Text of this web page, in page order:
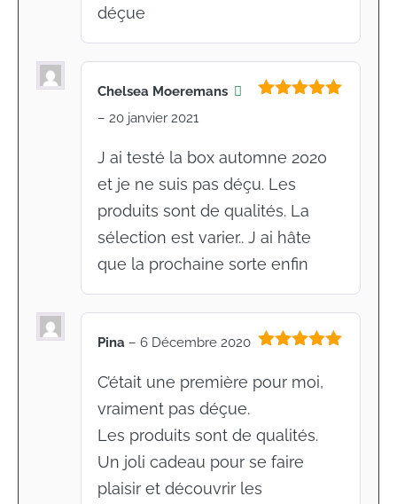
déçue
Chelsea Moeremans
– 20 janvier 2021
J ai testé la box automne 2020
et je ne suis pas déçu. Les
produits sont de qualités. La
sélection est varier.. J ai hâte
que la prochaine sorte enfin
5
Pina – 6 Décembre 2020
C’était une première pour moi,
vraiment pas déçue.
Les produits sont de qualités.
Un joli cadeau pour se faire
plaisir et découvrir les